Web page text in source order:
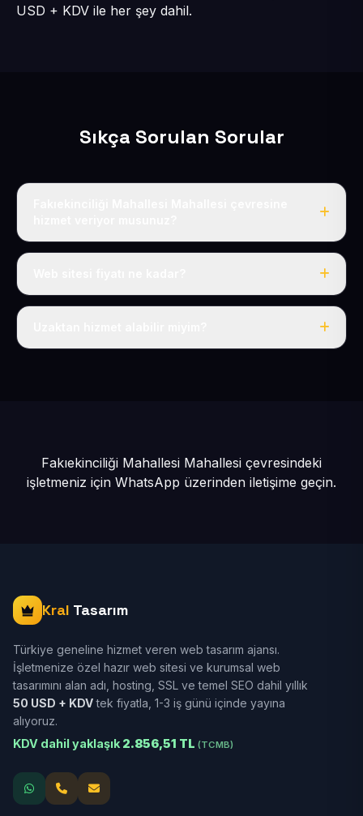
USD + KDV ile her şey dahil.
Sıkça Sorulan Sorular
Evet, Fakıekinciliği Mahallesi dahil tüm Pınarbaşı ve
Tek fiyat: yılda 50 USD + KDV, her şey dahil.
Fakıekinciliği Mahallesi Mahallesi çevresindeki
işletmeniz için WhatsApp üzerinden iletişime geçin.
Kral Tasarım
Türkiye geneline hizmet veren web tasarım ajansı.
İşletmenize özel hazır web sitesi ve kurumsal web
tasarımını alan adı, hosting, SSL ve temel SEO dahil yıllık
50 USD + KDVtek fiyatla, 1-3 iş günü içinde yayına
alıyoruz.
KDV dahil yaklaşık 2.856,51 TL (TCMB)